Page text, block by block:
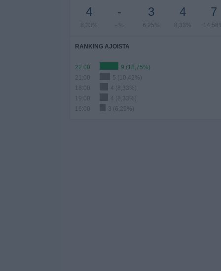
4
8,33%
-
- %
3
6,25%
4
8,33%
7
RANKING AJOISTA
22:00
9 (18,75%)
21:00
5 (10,42%)
18:00
4 (8,33%)
19:00
4 (8,33%)
16:00
3 (6,25%)